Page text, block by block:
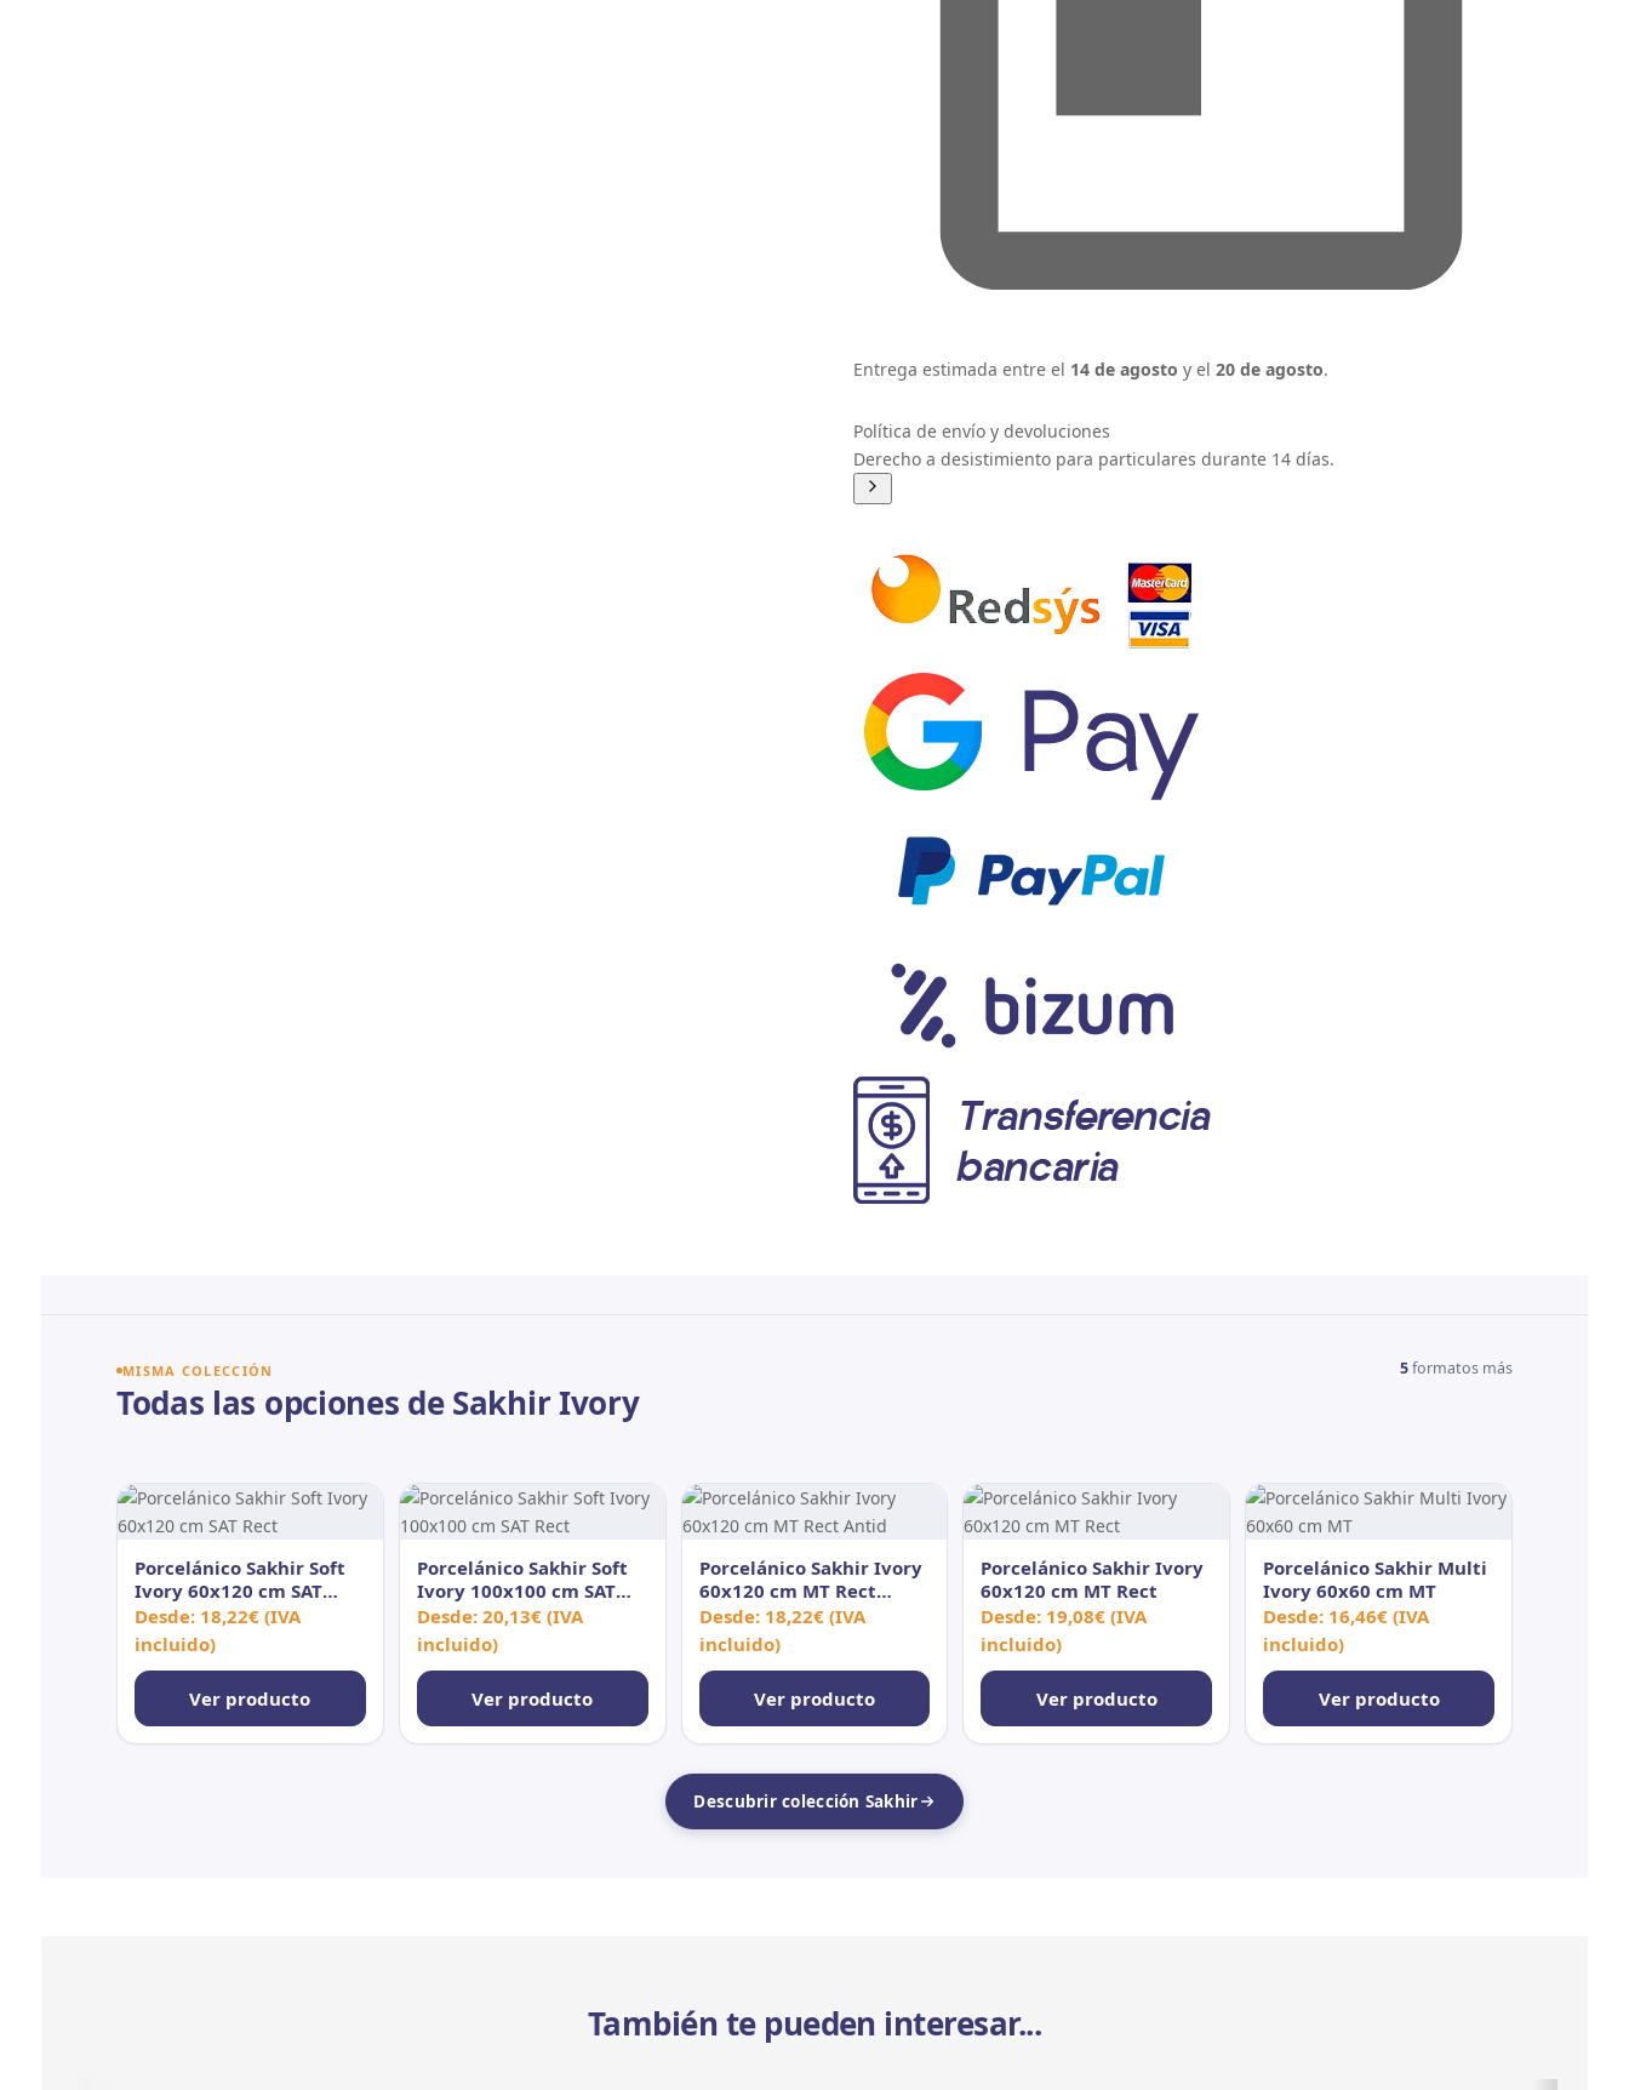
Entrega estimada entre el 14 de agosto y el 20 de agosto.
Política de envío y devoluciones
Derecho a desistimiento para particulares durante 14 días.
MISMA COLECCIÓN
Todas las opciones de Sakhir Ivory
5formatos más
Porcelánico Sakhir Soft
Ivory 60x120 cm SAT
Rect
Desde: 18,22€(IVA
incluido)
Ver producto
Porcelánico Sakhir Soft
Ivory 100x100 cm SAT
Rect
Desde: 20,13€(IVA
incluido)
Ver producto
Porcelánico Sakhir Ivory
60x120 cm MT Rect
Antid
Desde: 18,22€(IVA
incluido)
Ver producto
Porcelánico Sakhir Ivory
60x120 cm MT Rect
Desde: 19,08€ (IVA
incluido)
Ver producto
Porcelánico Sakhir Multi
Ivory 60x60 cm MT
Desde: 16,46€ (IVA
incluido)
Ver producto
Descubrir colección Sakhir
También te pueden interesar...